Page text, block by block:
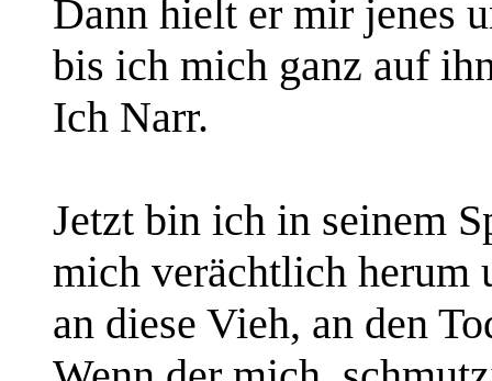
Dann hielt er mir jenes
bis ich mich ganz auf
Ich Narr.
Jetzt bin ich in seinem
mich verächtlich herum
an diese Vieh, an den